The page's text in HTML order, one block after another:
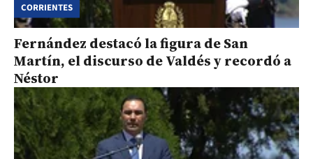
CORRIENTES
Fernández destacó la figura de San
Martín, el discurso de Valdés y recordó a
Néstor